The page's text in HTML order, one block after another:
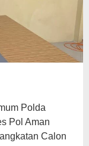
Polda
Pol Aman
Calon